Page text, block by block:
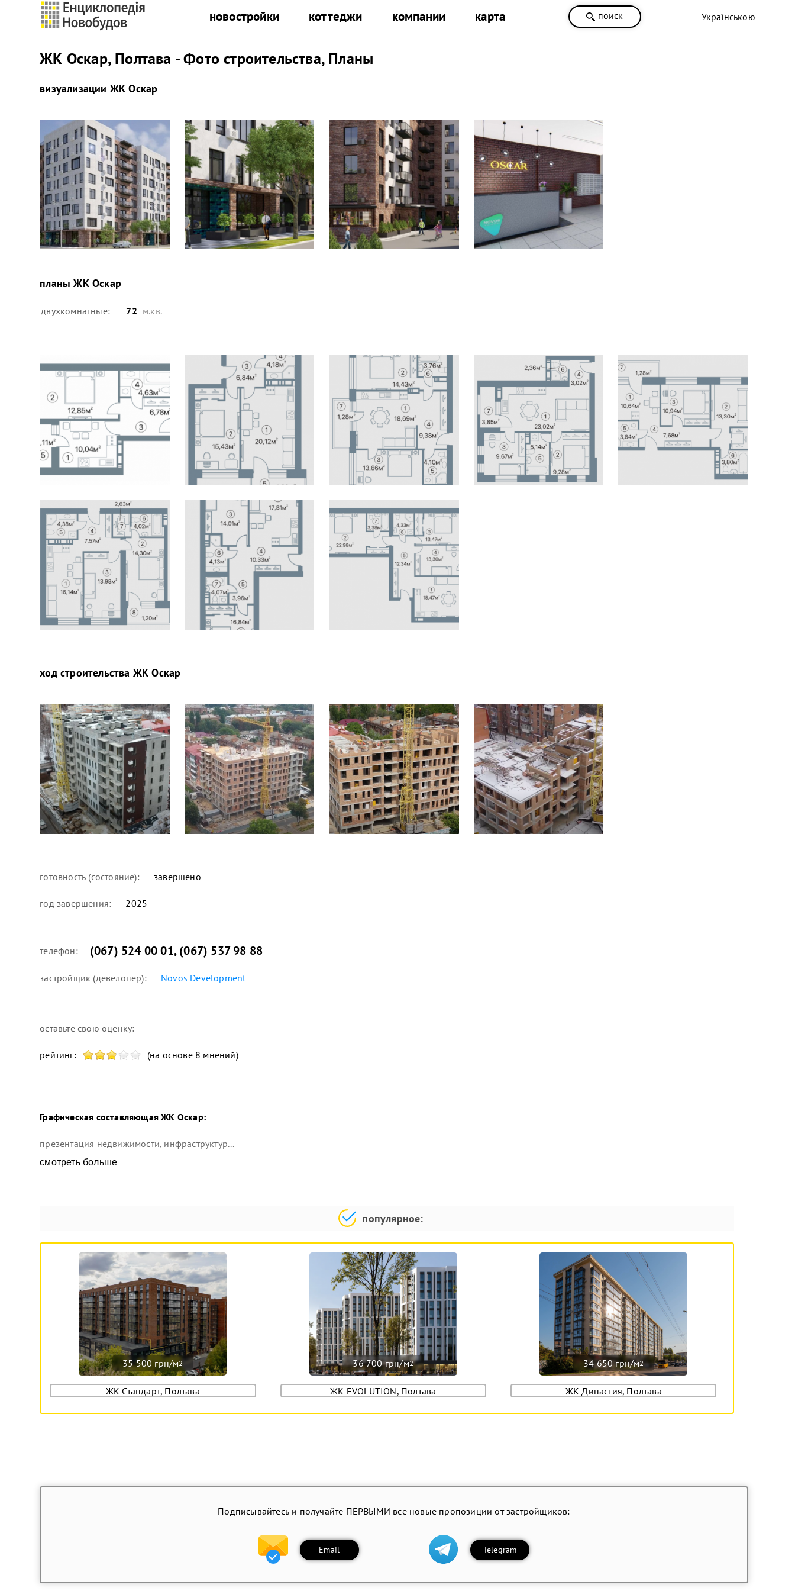
новостройки коттеджи компании карта поиск Українською
ЖК Оскар, Полтава - Фото строительства, Планы
визуализации ЖК Оскар
планыЖК Оскар
двухкомнатные: 72 м.кв.
ход строительства ЖК Оскар
готовность (состояние): завершено
год завершения: 2025
телефон: (067) 524 00 01,(067) 537 98 88
застройщик (девелопер): Novos Development
оставьте свою оценку:
рейтинг: (на основе 8 мнений)
Графическая составляющая ЖК Оскар:
презентация недвижимости, инфраструктур...
смотреть больше
популярное:
35 500 грн/м2
ЖК Стандарт, Полтава
36 700 грн/м2
ЖК EVOLUTION, Полтава
34 650 грн/м2
ЖК Династия, Полтава
Подписывайтесь и получайте ПЕРВЫМИ все новые пропозиции от застройщиков:
Email Telegram